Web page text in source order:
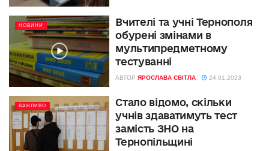
НОВИНИ
Вчителі та учні Тернополя
обурені змінами в
мультипредметному
тестуванні
АВТОР ЯРОСЛАВА СВІТЛА 24.01.2023
ВАЖЛИВО
Стало відомо, скільки
учнів здаватимуть тест
замість ЗНО на
Тернопільщині